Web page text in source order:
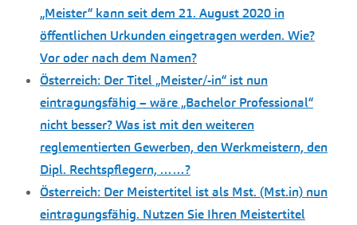
„Meister“ kann seit dem 21. August 2020 in
öffentlichen Urkunden eingetragen werden. Wie?
Vor oder nach dem Namen?
Österreich: Der Titel „Meister/-in“ ist nun
eintragungsfähig – wäre „Bachelor Professional“
nicht besser? Was ist mit den weiteren
reglementierten Gewerben, den Werkmeistern, den
Dipl. Rechtspflegern, ……?
Österreich: Der Meistertitel ist als Mst. (Mst.in) nun
eintragungsfähig. Nutzen Sie Ihren Meistertitel